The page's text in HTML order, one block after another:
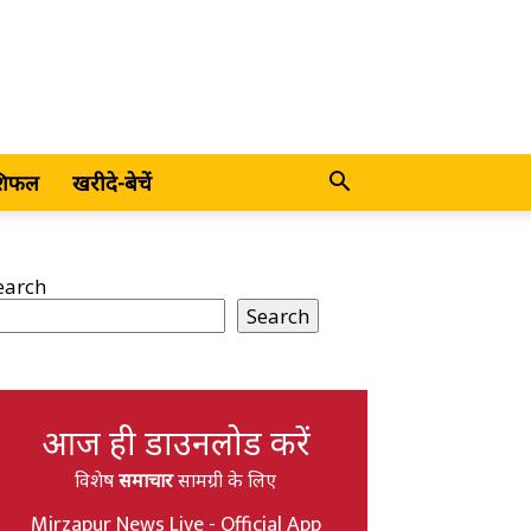
खरीदे-बेचें
Search
आज ही डाउनलोड करें
विशेषसमाचारसामग्री के लिए